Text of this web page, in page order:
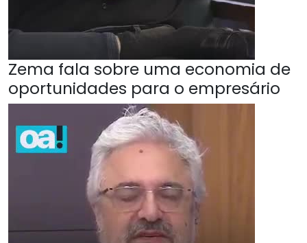
Zema fala sobre uma economia de
oportunidades para o empresário